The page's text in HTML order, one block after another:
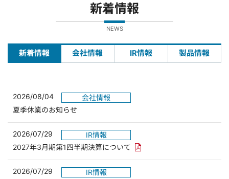
新着情報
NEWS
新着情報 会社情報 IR情報 製品情報
2026/08/04
会社情報
夏季休業のお知らせ
2026/07/29
IR情報
2027年3月期第1四半期決算について PDFリンクを新しいウィンド
2026/07/29
IR情報